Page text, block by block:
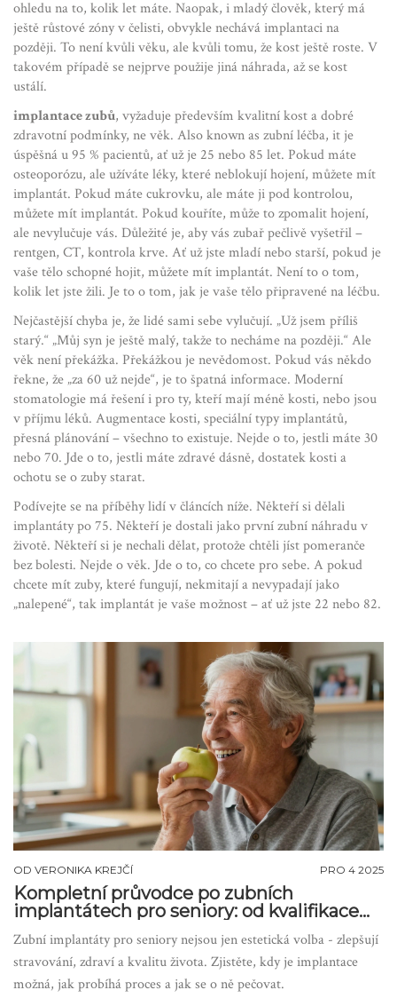
ohledu na to, kolik let máte. Naopak, i mladý člověk, který má
ještě růstové zóny v čelisti, obvykle nechává implantaci na
později. To není kvůli věku, ale kvůli tomu, že kost ještě roste. V
takovém případě se nejprve použije jiná náhrada, až se kost
ustálí.
implantace zubů, vyžaduje především kvalitní kost a dobré
zdravotní podmínky, ne věk. Also known as zubní léčba, it je
úspěšná u 95 % pacientů, ať už je 25 nebo 85 let. Pokud máte
osteoporózu, ale užíváte léky, které neblokují hojení, můžete mít
implantát. Pokud máte cukrovku, ale máte ji pod kontrolou,
můžete mít implantát. Pokud kouříte, může to zpomalit hojení,
ale nevylučuje vás. Důležité je, aby vás zubař pečlivě vyšetřil –
rentgen, CT, kontrola krve. Ať už jste mladí nebo starší, pokud je
vaše tělo schopné hojit, můžete mít implantát. Není to o tom,
kolik let jste žili. Je to o tom, jak je vaše tělo připravené na léčbu.
Nejčastější chyba je, že lidé sami sebe vylučují. „Už jsem příliš
starý.“ „Můj syn je ještě malý, takže to necháme na později.“ Ale
věk není překážka. Překážkou je nevědomost. Pokud vás někdo
řekne, že „za 60 už nejde“, je to špatná informace. Moderní
stomatologie má řešení i pro ty, kteří mají méně kosti, nebo jsou
v příjmu léků. Augmentace kosti, speciální typy implantátů,
přesná plánování – všechno to existuje. Nejde o to, jestli máte 30
nebo 70. Jde o to, jestli máte zdravé dásně, dostatek kosti a
ochotu se o zuby starat.
Podívejte se na příběhy lidí v článcích níže. Někteří si dělali
implantáty po 75. Někteří je dostali jako první zubní náhradu v
životě. Někteří si je nechali dělat, protože chtěli jíst pomeranče
bez bolesti. Nejde o věk. Jde o to, co chcete pro sebe. A pokud
chcete mít zuby, které fungují, nekmitají a nevypadají jako
„nalepené“, tak implantát je vaše možnost – ať už jste 22 nebo 82.
OD VERONIKA KREJČÍ PRO 4 2025
Kompletní průvodce po zubních
implantátech pro seniory: od kvalifikace
po péči
Zubní implantáty pro seniory nejsou jen estetická volba - zlepšují
stravování, zdraví a kvalitu života. Zjistěte, kdy je implantace
možná, jak probíhá proces a jak se o ně pečovat.